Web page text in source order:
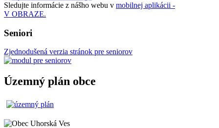
Sledujte informácie z nášho webu v mobilnej aplikácii -
V OBRAZE.
Seniori
Zjednodušená verzia stránok pre seniorov
Územný plán obce